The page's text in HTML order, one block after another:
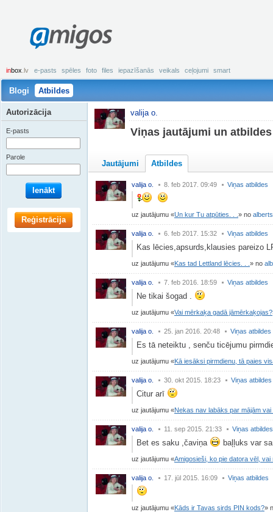
amigos
inbox .lv e-pasts spēles foto files iepazīšanās veikals ceļojumi smart
Blogi Atbildes
valija o.
Viņas jautājumi un atbildes
Jautājumi Atbildes
valija o. 8. feb 2017. 09:49 Viņas atbildes
uz jautājumu Un kur Tu atpūties. . . no
valija o. 6. feb 2017. 15:32 Viņas atbildes
Kas lēcies,apsurds,klausies pareizo
uz jautājumu Kas tad Lettland lēcies. . . no
valija o. 7. feb 2016. 18:59 Viņas atbildes
Ne tikai šogad .
uz jautājumu Vai mērkaķa gadā jāmērkaķojas?
valija o. 25. jan 2016. 20:48 Viņas atbildes
Es tā neteiktu , senču ticējumu
uz jautājumu Kā iesāksi pirmdienu, tā paies
valija o. 30. okt 2015. 18:23 Viņas atbildes
Citur arī
uz jautājumu Nekas nav labāks par mājām
valija o. 11. sep 2015. 21:33 Viņas atbildes
Bet es saku ,čaviņa baļļuks var
uz jautājumu Amigosieši, ko pie datora vēl,
valija o. 17. jūl 2015. 16:09 Viņas atbildes
uz jautājumu Kāds ir Tavas sirds PIN kods?
Autorizācija
E-pasts
Parole
Ienākt
Reģistrācija